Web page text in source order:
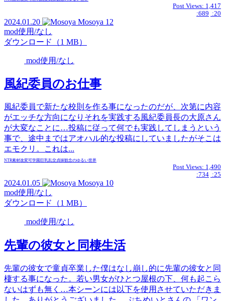
Post Views: 1,417
:689 :20
2024.01.20 Mosoya 12
mod使用/なし
ダウンロード（1 MB）
mod使用/なし
風紀委員のお仕事
風紀委員で新たな校則を作る事になったのだが、次第に内容
がエッチな方向になりそれを実践する風紀委員長の大原さん
が大変なことに…投稿に従って何でも実践してしまうという
事で、途中まではアオハル的な投稿にしていましたがそこは
エモクリ。これは...
NTR素材改変可学園 巨乳乱交貞操観念のゆるい世界
Post Views: 1,490
:734 :25
2024.01.05 Mosoya 10
mod使用/なし
ダウンロード（1 MB）
mod使用/なし
先輩の彼女と同棲生活
先輩の彼女で童貞卒業した僕はなし崩し的に先輩の彼女と同
棲する事になった。若い男女がひとつ屋根の下、何も起こら
ないはずも無く…本シーンには以下を使用させていただきま